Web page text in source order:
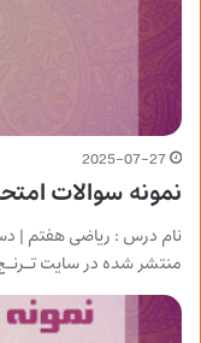
2025-07-27
نمونه سوالات
منتشر شده در سایت